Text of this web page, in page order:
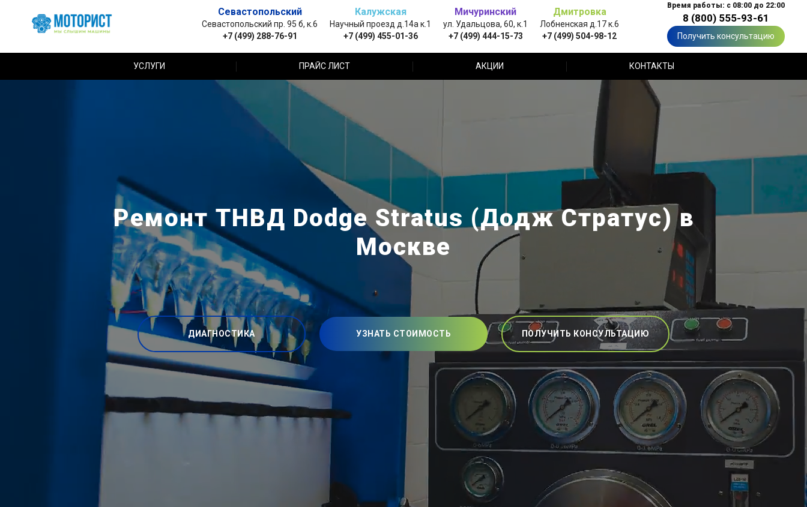
Севастопольский
Севастопольский пр. 95 б, к.6
+7 (499) 288-76-91
Калужская
Научный проезд д.14а к.1
+7 (499) 455-01-36
Мичуринский
ул. Удальцова, 60, к.1
+7 (499) 444-15-73
Дмитровка
Лобненская д.17 к.6
+7 (499) 504-98-12
Время работы: с 08:00 до 22:00
8 (800) 555-93-61
Получить консультацию
УСЛУГИ ПРАЙС ЛИСТ АКЦИИ КОНТАКТЫ
Ремонт ТНВД Dodge Stratus (Додж Стратус) в
Москве
ДИАГНОСТИКА УЗНАТЬ СТОИМОСТЬ ПОЛУЧИТЬ КОНСУЛЬТАЦИЮ